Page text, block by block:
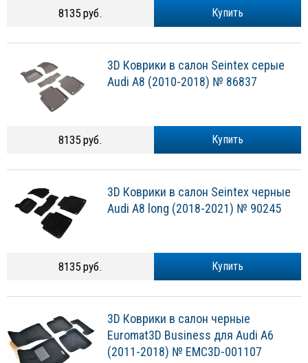
Купить
8135 руб.
3D Коврики в салон Seintex серые
Audi A8 (2010-2018) № 86837
Купить
8135 руб.
3D Коврики в салон Seintex черные
Audi A8 long (2018-2021) № 90245
Купить
8135 руб.
3D Коврики в салон черные
Euromat3D Business для Audi A6
(2011-2018) № EMC3D-001107